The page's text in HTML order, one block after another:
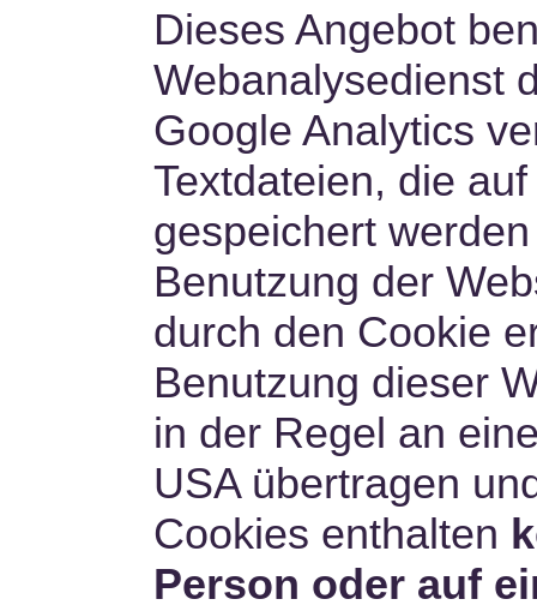
Dieses Angebot
Webanalysedienst
Google Analytics
Textdateien, die
gespeichert
Benutzung der
durch den Cookie
Benutzung dieser
in der Regel an
USA übertragen
Cookies enthalten
Person oder auf